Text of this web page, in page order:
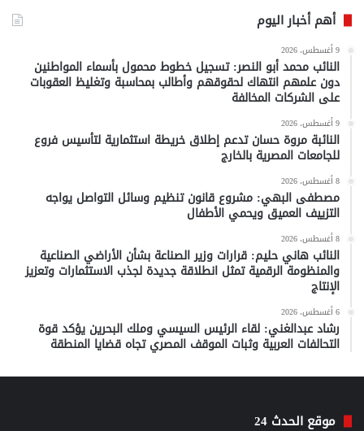
أهم أخبار اليوم
9 أغسطس، 2026
النائب محمد أبو النصر: تسجيل خطوط محمول بأسماء المواطنين
دون علمهم انتهاك لحقوقهم وأطالب بمحاسبة وتغليظ العقوبات
على الشركات المخالفة
9 أغسطس، 2026
النائبة مروة حسان تدعم إطلاق خريطة استثمارية لتأسيس فروع
للجامعات المصرية بالخارج
8 أغسطس، 2026
مصطفى البهي: مشروع قانون تنظيم وسائل التواصل يواجه
التزييف العميق ويحمي الأطفال
8 أغسطس، 2026
النائب هاني حليم: قرارات وزير الصناعة بشأن الأراضي الصناعية
والمنظومة الرقمية تمثل انطلاقة جديدة لجذب الاستثمارات وتعزيز
الإنتاج
6 أغسطس، 2026
رشاد عبدالغني: لقاء الرئيس السيسي وملك البحرين يؤكد قوة
التحالفات العربية وثبات الموقف المصري تجاه قضايا المنطقة
موقع الحدث 24